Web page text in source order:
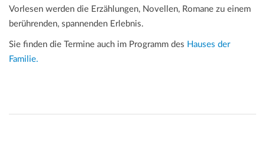
Vorlesen werden die Erzählungen, Novellen, Romane zu einem
berührenden, spannenden Erlebnis.
Sie finden die Termine auch im Programm des Hauses der
Familie.